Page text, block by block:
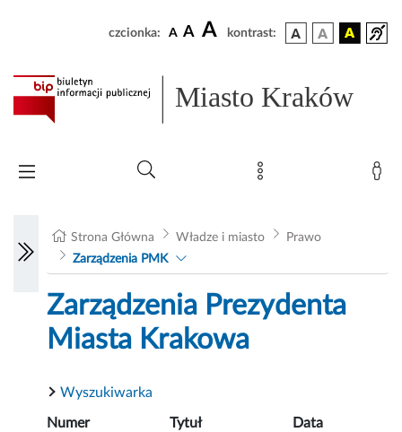
czcionka: A A A kontrast:
Miasto Kraków
Strona Główna Władze i miasto
Prawo
Zarządzenia PMK
Zarządzenia Prezydenta
Miasta Krakowa
Wyszukiwarka
Numer Tytuł
Data